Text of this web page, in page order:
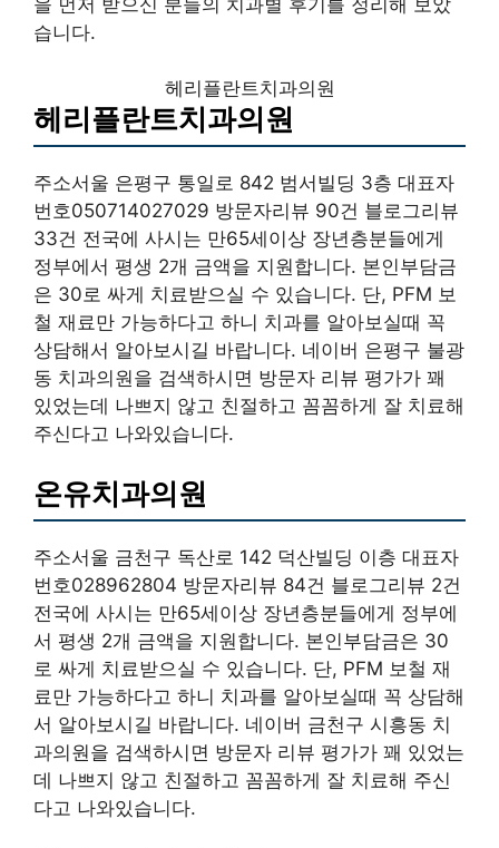
습니다.
헤리플란트치과의원
헤리플란트치과의원
주소서울 은평구 통일로 842 범서빌딩 3층 대표자
번호050714027029 방문자리뷰 90건 블로그리뷰
33건 전국에 사시는 만65세이상 장년층분들에게
정부에서 평생 2개 금액을 지원합니다. 본인부담금
은 30로 싸게 치료받으실 수 있습니다. 단, PFM 보
철 재료만 가능하다고 하니 치과를 알아보실때 꼭
상담해서 알아보시길 바랍니다. 네이버 은평구 불광
동 치과의원을 검색하시면 방문자 리뷰 평가가 꽤
있었는데 나쁘지 않고 친절하고 꼼꼼하게 잘 치료해
주신다고 나와있습니다.
온유치과의원
주소서울 금천구 독산로 142 덕산빌딩 이층 대표자
번호028962804 방문자리뷰 84건 블로그리뷰 2건
전국에 사시는 만65세이상 장년층분들에게 정부에
서 평생 2개 금액을 지원합니다. 본인부담금은 30
로 싸게 치료받으실 수 있습니다. 단, PFM 보철 재
료만 가능하다고 하니 치과를 알아보실때 꼭 상담해
서 알아보시길 바랍니다. 네이버 금천구 시흥동 치
과의원을 검색하시면 방문자 리뷰 평가가 꽤 있었는
데 나쁘지 않고 친절하고 꼼꼼하게 잘 치료해 주신
다고 나와있습니다.